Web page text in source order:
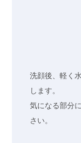
洗顔後、軽く
します。
気になる部分
さい。